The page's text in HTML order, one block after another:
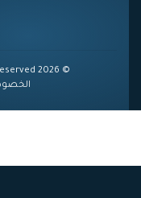
© 2026 Business Skills Center. All rights reserved.